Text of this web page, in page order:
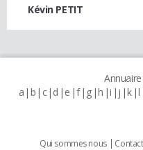
Kévin PETIT
a b c d e f g h i j k l
Qui sommes nous Contact